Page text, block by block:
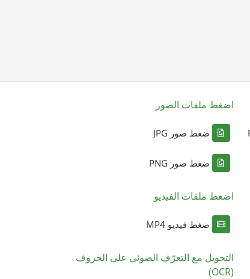
اضغط ملفات الصور
ضغط صور JPG
ضغط صور PNG
اضغط ملفات الفيديو
ضغط فيديو MP4
التحويل مع التعرّف الضوئي على الحروف
(OCR)